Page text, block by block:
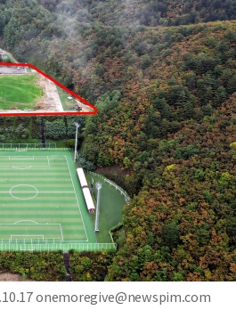
onemoregive@newspim.com